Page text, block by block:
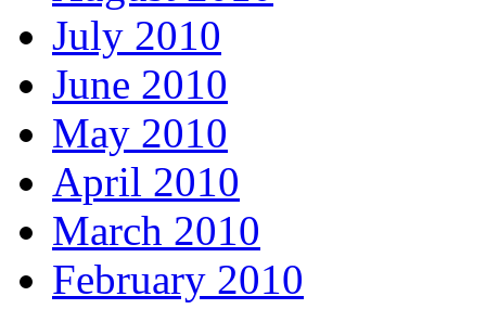
July 2010
June 2010
May 2010
April 2010
March 2010
February 2010